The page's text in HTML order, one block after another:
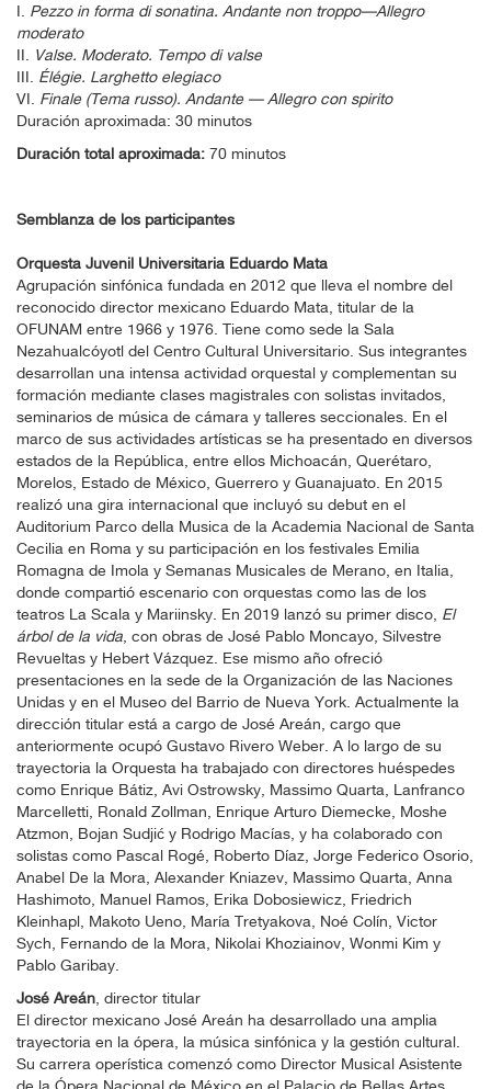
I. Pezzo in forma di sonatina. Andante non troppo—Allegro
moderato
II. Valse. Moderato. Tempo di valse
III. Élégie. Larghetto elegiaco
VI. Finale (Tema russo). Andante — Allegro con spirito
Duración aproximada: 30 minutos
Duración total aproximada: 70 minutos
Semblanza de los participantes
Orquesta Juvenil Universitaria Eduardo Mata
Agrupación sinfónica fundada en 2012 que lleva el nombre del
reconocido director mexicano Eduardo Mata, titular de la
OFUNAM entre 1966 y 1976. Tiene como sede la Sala
Nezahualcóyotl del Centro Cultural Universitario. Sus integrantes
desarrollan una intensa actividad orquestal y complementan su
formación mediante clases magistrales con solistas invitados,
seminarios de música de cámara y talleres seccionales. En el
marco de sus actividades artísticas se ha presentado en diversos
estados de la República, entre ellos Michoacán, Querétaro,
Morelos, Estado de México, Guerrero y Guanajuato. En 2015
realizó una gira internacional que incluyó su debut en el
Auditorium Parco della Musica de la Academia Nacional de Santa
Cecilia en Roma y su participación en los festivales Emilia
Romagna de Imola y Semanas Musicales de Merano, en Italia,
donde compartió escenario con orquestas como las de los
teatros La Scala y Mariinsky. En 2019 lanzó su primer disco, El
árbol de la vida, con obras de José Pablo Moncayo, Silvestre
Revueltas y Hebert Vázquez. Ese mismo año ofreció
presentaciones en la sede de la Organización de las Naciones
Unidas y en el Museo del Barrio de Nueva York. Actualmente la
dirección titular está a cargo de José Areán, cargo que
anteriormente ocupó Gustavo Rivero Weber. A lo largo de su
trayectoria la Orquesta ha trabajado con directores huéspedes
como Enrique Bátiz, Avi Ostrowsky, Massimo Quarta, Lanfranco
Marcelletti, Ronald Zollman, Enrique Arturo Diemecke, Moshe
Atzmon, Bojan Sudjić y Rodrigo Macías, y ha colaborado con
solistas como Pascal Rogé, Roberto Díaz, Jorge Federico Osorio,
Anabel De la Mora, Alexander Kniazev, Massimo Quarta, Anna
Hashimoto, Manuel Ramos, Erika Dobosiewicz, Friedrich
Kleinhapl, Makoto Ueno, María Tretyakova, Noé Colín, Victor
Sych, Fernando de la Mora, Nikolai Khoziainov, Wonmi Kim y
Pablo Garibay.
José Areán, director titular
El director mexicano José Areán ha desarrollado una amplia
trayectoria en la ópera, la música sinfónica y la gestión cultural.
Su carrera operística comenzó como Director Musical Asistente